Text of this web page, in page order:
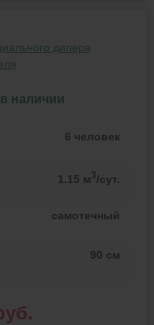
в наличии
6 человек
1.15 м3/сут.
самотечный
90 см